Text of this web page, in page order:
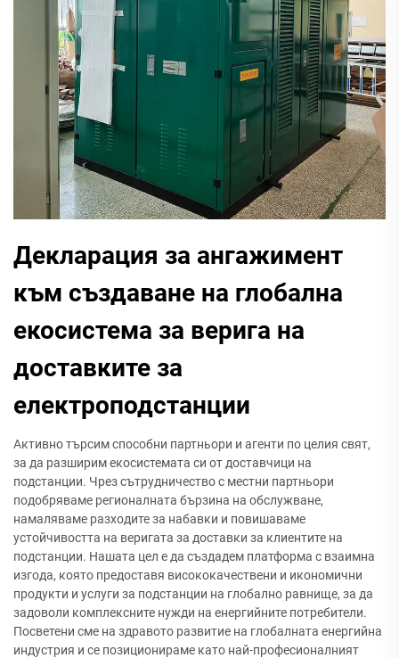
Декларация за ангажимент
към създаване на глобална
екосистема за верига на
доставките за
електроподстанции
Активно търсим способни партньори и агенти по целия свят,
за да разширим екосистемата си от доставчици на
подстанции. Чрез сътрудничество с местни партньори
подобряваме регионалната бързина на обслужване,
намаляваме разходите за набавки и повишаваме
устойчивостта на веригата за доставки за клиентите на
подстанции. Нашата цел е да създадем платформа с взаимна
изгода, която предоставя висококачествени и икономични
продукти и услуги за подстанции на глобално равнище, за да
задоволи комплексните нужди на енергийните потребители.
Посветени сме на здравото развитие на глобалната енергийна
индустрия и се позиционираме като най-професионалният